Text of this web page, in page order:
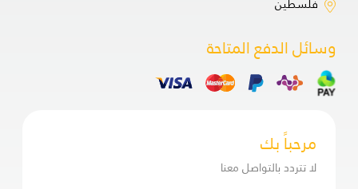
وسائل الدفع المتاحة
مرحباً بك
لا تتردد بالتواصل معنا